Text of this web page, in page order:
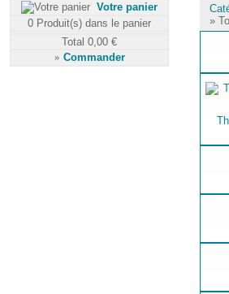
»
Votre panier
0 Produit(s) dans le panier
Total 0,00 €
» Commander